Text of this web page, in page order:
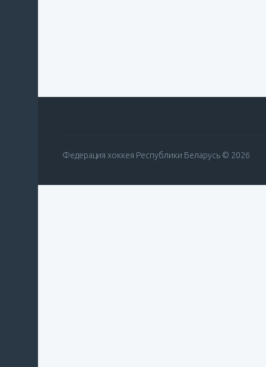
Федерация хоккея Республики Беларусь © 2026